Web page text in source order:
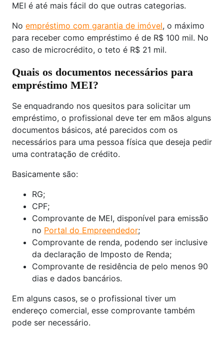
MEI é até mais fácil do que outras categorias.
No empréstimo com garantia de imóvel, o máximo
para receber como empréstimo é de R$ 100 mil. No
caso de microcrédito, o teto é R$ 21 mil.
Quais os documentos necessários para
empréstimo MEI?
Se enquadrando nos quesitos para solicitar um
empréstimo, o profissional deve ter em mãos alguns
documentos básicos, até parecidos com os
necessários para uma pessoa física que deseja pedir
uma contratação de crédito.
Basicamente são:
RG;
CPF;
Comprovante de MEI, disponível para emissão
no Portal do Empreendedor;
Comprovante de renda, podendo ser inclusive
da declaração de Imposto de Renda;
Comprovante de residência de pelo menos 90
dias e dados bancários.
Em alguns casos, se o profissional tiver um
endereço comercial, esse comprovante também
pode ser necessário.